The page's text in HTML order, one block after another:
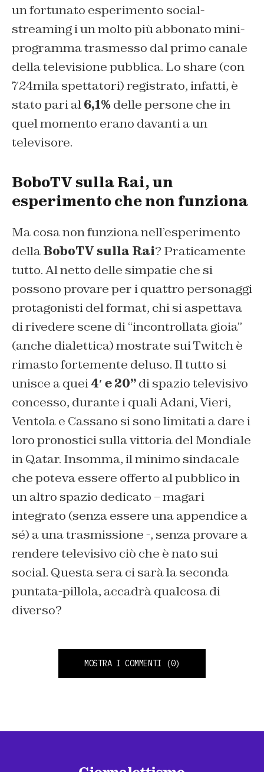
un fortunato esperimento social-
streaming i un molto più abbonato mini-
programma trasmesso dal primo canale
della televisione pubblica. Lo share (con
724mila spettatori) registrato, infatti, è
stato pari al6,1% delle persone che in
quel momento erano davanti a un
televisore.
BoboTV sulla Rai, un
esperimento che non funziona
Ma cosa non funziona nell’esperimento
dellaBoboTV sulla Rai? Praticamente
tutto. Al netto delle simpatie che si
possono provare per i quattro personaggi
protagonisti del format, chi si aspettava
di rivedere scene di “incontrollata gioia”
(anche dialettica) mostrate sui Twitch è
rimasto fortemente deluso. Il tutto si
unisce a quei4′ e 20”di spazio televisivo
concesso, durante i quali Adani, Vieri,
Ventola e Cassano si sono limitati a dare i
loro pronostici sulla vittoria del Mondiale
in Qatar. Insomma, il minimo sindacale
che poteva essere offerto al pubblico in
un altro spazio dedicato – magari
integrato (senza essere una appendice a
sé) a una trasmissione -, senza provare a
rendere televisivo ciò che è nato sui
social. Questa sera ci sarà la seconda
puntata-pillola, accadrà qualcosa di
diverso?
MOSTRA I COMMENTI (0)